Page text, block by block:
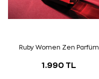
Ruby Women Zen Parfüm
1.990 TL